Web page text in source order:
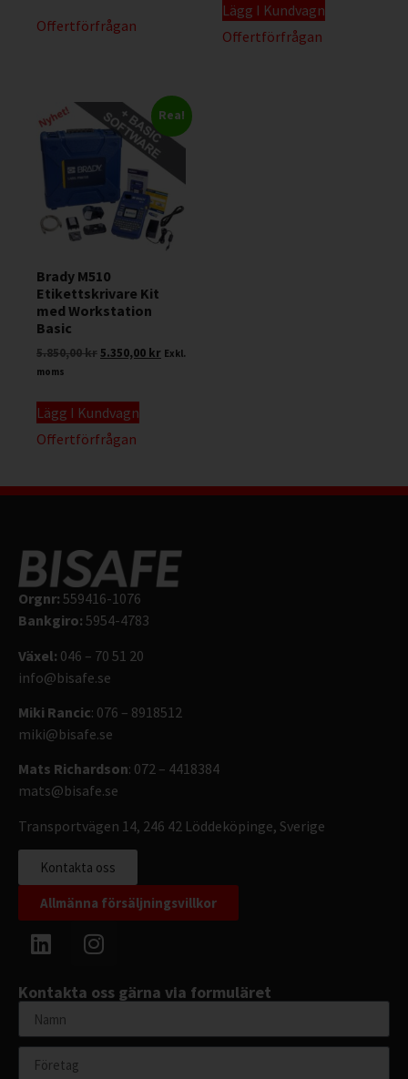
Offertförfrågan
Lägg I Kundvagn
Offertförfrågan
Rea!
Brady M510
Etikettskrivare Kit
med Workstation
Basic
5.850,00kr5.350,00 kr Exkl.
moms
Lägg I Kundvagn
Offertförfrågan
Orgnr: 559416-1076
Bankgiro: 5954-4783
Växel: 046 – 70 51 20
info@bisafe.se
Miki Rancic: 076 – 8918512
miki@bisafe.se
Mats Richardson: 072 – 4418384
mats@bisafe.se
Transportvägen 14, 246 42 Löddeköpinge, Sverige
Kontakta oss
Allmänna försäljningsvillkor
Kontakta oss gärna via formuläret